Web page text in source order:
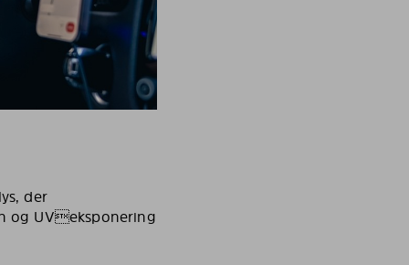
der
og UVeksponering